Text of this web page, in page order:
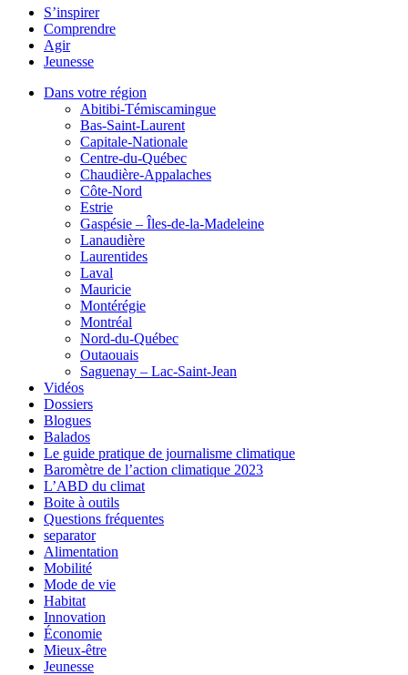
S’inspirer
Comprendre
Agir
Jeunesse
Dans votre région
Abitibi-Témiscamingue
Bas-Saint-Laurent
Capitale-Nationale
Centre-du-Québec
Chaudière-Appalaches
Côte-Nord
Estrie
Gaspésie – Îles-de-la-Madeleine
Lanaudière
Laurentides
Laval
Mauricie
Montérégie
Montréal
Nord-du-Québec
Outaouais
Saguenay – Lac-Saint-Jean
Vidéos
Dossiers
Blogues
Balados
Le guide pratique de journalisme climatique
Baromètre de l’action climatique 2023
L’ABD du climat
Boite à outils
Questions fréquentes
separator
Alimentation
Mobilité
Mode de vie
Habitat
Innovation
Économie
Mieux-être
Jeunesse